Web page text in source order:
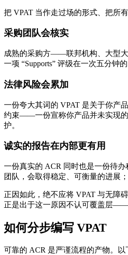
把 VPAT 当作走过场的形式、把所
采购团队会核实
成熟的采购方——联邦机构、大型
一项 “Supports” 评级在一次五分钟的
法律风险会累加
一份夸大其词的 VPAT 是关于你产
约束——一份宣称你产品并未实现的
护。
诚实的报告在内部更有用
一份真实的 ACR 同时也是一份待办
团队，会取得稳定、可衡量的进展
正因如此，绝不应将 VPAT 与无障
正是出于这一原因不认可覆盖层——
如何分步编写 VPAT
可靠的 ACR 是严谨流程的产物。